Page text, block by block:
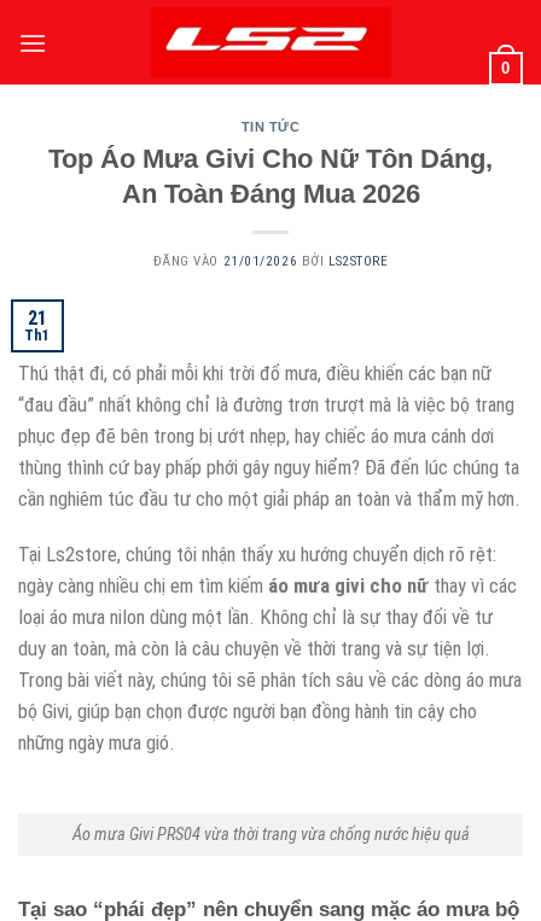
qua
0
TIN TỨC
Top Áo Mưa Givi Cho Nữ Tôn Dáng,
An Toàn Đáng Mua 2026
ĐĂNG VÀO 21/01/2026 BỞI LS2STORE
21
Th1
Thú thật đi, có phải mỗi khi trời đổ mưa, điều khiến các bạn nữ
“đau đầu” nhất không chỉ là đường trơn trượt mà là việc bộ trang
phục đẹp đẽ bên trong bị ướt nhẹp, hay chiếc áo mưa cánh dơi
thùng thình cứ bay phấp phới gây nguy hiểm? Đã đến lúc chúng ta
cần nghiêm túc đầu tư cho một giải pháp an toàn và thẩm mỹ hơn.
Tại Ls2store, chúng tôi nhận thấy xu hướng chuyển dịch rõ rệt:
ngày càng nhiều chị em tìm kiếm áo mưa givi cho nữ thay vì các
loại áo mưa nilon dùng một lần. Không chỉ là sự thay đổi về tư
duy an toàn, mà còn là câu chuyện về thời trang và sự tiện lợi.
Trong bài viết này, chúng tôi sẽ phân tích sâu về các dòng áo mưa
bộ Givi, giúp bạn chọn được người bạn đồng hành tin cậy cho
những ngày mưa gió.
Áo mưa Givi PRS04 vừa thời trang vừa chống nước hiệu quả
Tại sao “phái đẹp” nên chuyển sang mặc áo mưa bộ